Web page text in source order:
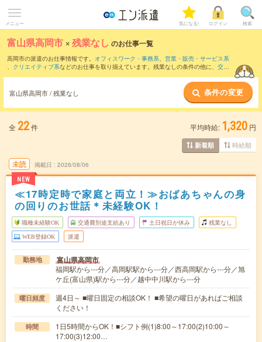
メニュー 気になる! ログイン 検索
富山県高岡市 ×残業なし のお仕事一覧
高岡市の派遣のお仕事情報です。 オフィスワーク・事務系、 営業・販売・サービス系
、 クリエイティブ系などのお仕事を取り揃えています。残業なしの条件の他に、 交通
富山県高岡市 / 残業なし 条件の変更
全 22件 平均時給: 1,320 円
新着順 時給順
未読
NEW
掲載日 2026/08/06
≪17時定時で家庭と両立！≫おばあちゃんの身
の回りのお世話＊未経験OK！
職種未経験OK 交通費別途支給あり 土日祝日が休み 残業なし
WEB登録OK 派遣
勤務地 富山県高岡市
福岡駅から---分／高岡駅駅から---分／西高岡駅から---分／旭
ケ丘(富山県)駅から---分／越中中川駅から---分
曜日頻度
週4日～ ■曜日固定の相談OK！ ■希望の曜日があればご相談
ください！
時間
1日5時間からOK！■シフト例(1)8:00～17:00(2)10:00～
17:00(3)12:00…